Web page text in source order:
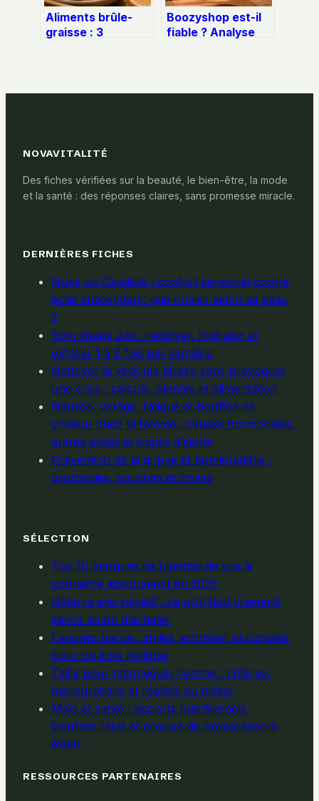
Aliments brûle-
graisse : 3
optimiser votre
Boozyshop est-il
fiable ? Analyse
NOVAVITALITÉ
Des fiches vérifiées sur la beauté, le bien-être, la mode
et la santé : des réponses claires, sans promesse miracle.
DERNIÈRES FICHES
Nuxe ou Caudalie : confort sensoriel contre
éclat antioxydant, que choisir selon sa peau
?
Soin visage ado : nettoyer, hydrater et
exfolier 1 à 2 fois par semaine
Nettoyer la vésicule biliaire sans provoquer
une crise : calculs, plantes et alimentation
Nausée, vertige, fatigue et bouffée de
chaleur chez la femme : causes hormonales,
autres pistes et signes d’alerte
Prévention de la grippe et homéopathie :
protocoles, souches et limites
SÉLECTION
Top 10 marques de lunettes de vue à
connaître absolument en 2025
Dōterra avis négatif : ce qu’il faut vraiment
savoir avant d’acheter
Favories barbe : styles, entretien et conseils
pour un look maîtrisé
Taille pour mannequin homme : critères,
mensurations et réalités du métier
Maïs et santé : apports nutritionnels,
bienfaits réels et erreurs de préparation à
éviter
RESSOURCES PARTENAIRES